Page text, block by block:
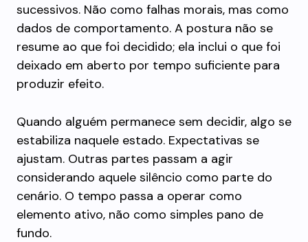
sucessivos. Não como falhas morais, mas como
dados de comportamento. A postura não se
resume ao que foi decidido; ela inclui o que foi
deixado em aberto por tempo suficiente para
produzir efeito.
Quando alguém permanece sem decidir, algo se
estabiliza naquele estado. Expectativas se
ajustam. Outras partes passam a agir
considerando aquele silêncio como parte do
cenário. O tempo passa a operar como
elemento ativo, não como simples pano de
fundo.